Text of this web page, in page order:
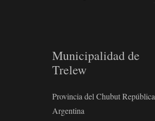
Municipalidad de
Trelew
Provincia del Chubut República
Argentina